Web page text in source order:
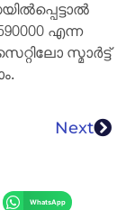
എന്ന
സ്മാർട്ട്
Next
WhatsApp